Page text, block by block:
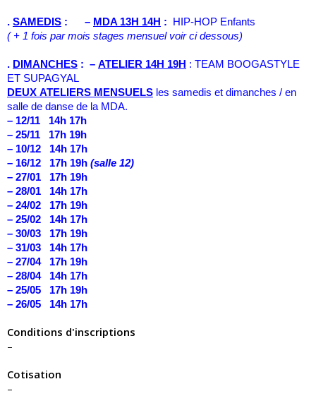
. SAMEDIS : – MDA 13H 14H : HIP-HOP Enfants
( + 1 fois par mois stages mensuel voir ci dessous)
. DIMANCHES : – ATELIER 14H 19H : TEAM BOOGASTYLE
ET SUPAGYAL
DEUX ATELIERS MENSUELS les samedis et dimanches / en
salle de danse de la MDA.
– 12/11 14h 17h
– 25/11 17h 19h
– 10/12 14h 17h
– 16/12 17h 19h (salle 12)
– 27/01 17h 19h
– 28/01 14h 17h
– 24/02 17h 19h
– 25/02 14h 17h
– 30/03 17h 19h
– 31/03 14h 17h
– 27/04 17h 19h
– 28/04 14h 17h
– 25/05 17h 19h
– 26/05 14h 17h
Conditions d'inscriptions
–
Cotisation
–